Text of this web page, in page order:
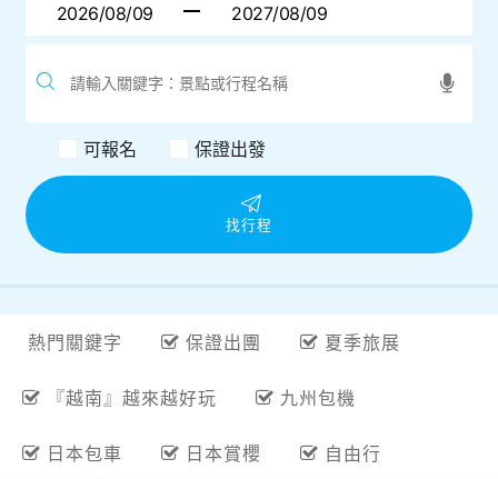
可報名 保證出發
找行程
熱門關鍵字 保證出團 夏季旅展
『越南』越來越好玩 九州包機
日本包車 日本賞櫻 自由行